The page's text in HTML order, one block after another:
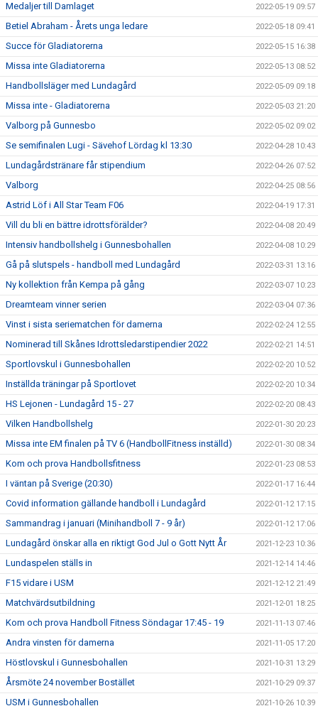
Medaljer till Damlaget 2022-05-19 09:57
Betiel Abraham - Årets unga ledare 2022-05-18 09:41
Succe för Gladiatorerna 2022-05-15 16:38
Missa inte Gladiatorerna 2022-05-13 08:52
Handbollsläger med Lundagård 2022-05-09 09:18
Missa inte - Gladiatorerna 2022-05-03 21:20
Valborg på Gunnesbo 2022-05-02 09:02
Se semifinalen Lugi - Sävehof Lördag kl 13:30 2022-04-28 10:43
Lundagårdstränare får stipendium 2022-04-26 07:52
Valborg 2022-04-25 08:56
Astrid Löf i All Star Team F06 2022-04-19 17:31
Vill du bli en bättre idrottsförälder? 2022-04-08 20:49
Intensiv handbollshelg i Gunnesbohallen 2022-04-08 10:29
Gå på slutspels - handboll med Lundagård 2022-03-31 13:16
Ny kollektion från Kempa på gång 2022-03-07 10:23
Dreamteam vinner serien 2022-03-04 07:36
Vinst i sista seriematchen för damerna 2022-02-24 12:55
Nominerad till Skånes Idrottsledarstipendier 2022 2022-02-21 14:51
Sportlovskul i Gunnesbohallen 2022-02-20 10:52
Inställda träningar på Sportlovet 2022-02-20 10:34
HS Lejonen - Lundagård 15 - 27 2022-02-20 08:43
Vilken Handbollshelg 2022-01-30 20:23
Missa inte EM finalen på TV 6 (HandbollFitness inställd) 2022-01-30 08:34
Kom och prova Handbollsfitness 2022-01-23 08:53
I väntan på Sverige (20:30) 2022-01-17 16:44
Covid information gällande handboll i Lundagård 2022-01-12 17:15
Sammandrag i januari (Minihandboll 7 - 9 år) 2022-01-12 17:06
Lundagård önskar alla en riktigt God Jul o Gott Nytt År 2021-12-23 10:36
Lundaspelen ställs in 2021-12-14 14:46
F15 vidare i USM 2021-12-12 21:49
Matchvärdsutbildning 2021-12-01 18:25
Kom och prova Handboll Fitness Söndagar 17:45 - 19 2021-11-13 07:46
Andra vinsten för damerna 2021-11-05 17:20
Höstlovskul i Gunnesbohallen 2021-10-31 13:29
Årsmöte 24 november Bostället 2021-10-29 09:37
USM i Gunnesbohallen 2021-10-26 10:39